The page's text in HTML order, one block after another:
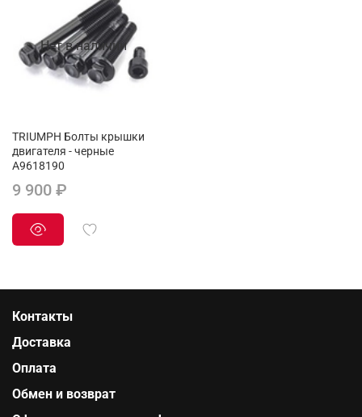
Нет в наличии
TRIUMPH Болты крышки
двигателя - черные
A9618190
9 900 ₽
Контакты
Доставка
Оплата
Обмен и возврат